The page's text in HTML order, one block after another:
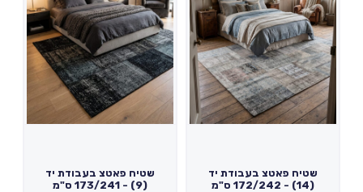
שטיח פאטצ בעבודת יד
(14) - 172/242 ס"מ
שטיח פאטצ בעבודת יד
(9) - 173/241 ס"מ